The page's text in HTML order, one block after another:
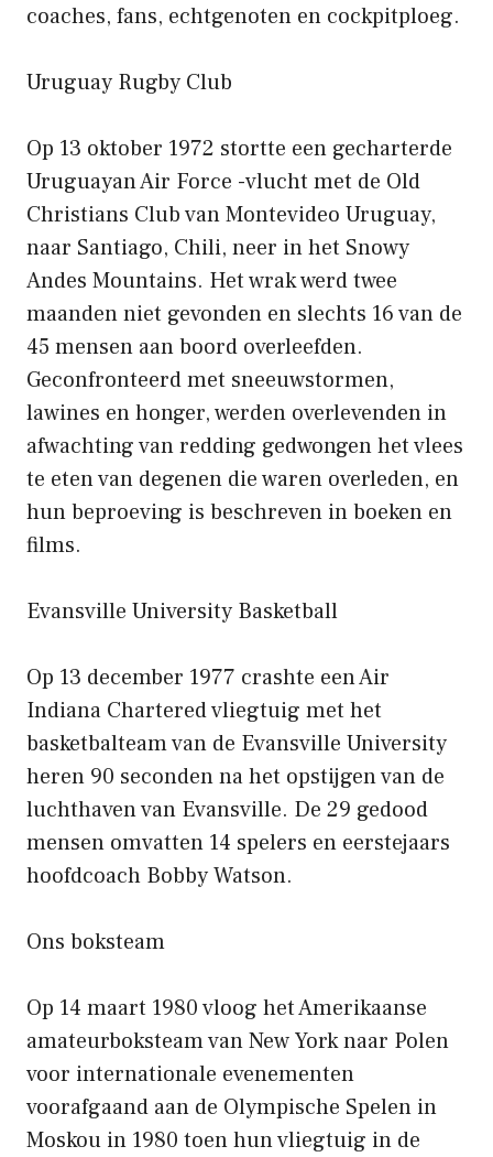
coaches, fans, echtgenoten en cockpitploeg.
Uruguay Rugby Club
Op 13 oktober 1972 stortte een gecharterde
Uruguayan Air Force -vlucht met de Old
Christians Club van Montevideo Uruguay,
naar Santiago, Chili, neer in het Snowy
Andes Mountains. Het wrak werd twee
maanden niet gevonden en slechts 16 van de
45 mensen aan boord overleefden.
Geconfronteerd met sneeuwstormen,
lawines en honger, werden overlevenden in
afwachting van redding gedwongen het vlees
te eten van degenen die waren overleden, en
hun beproeving is beschreven in boeken en
films.
Evansville University Basketball
Op 13 december 1977 crashte een Air
Indiana Chartered vliegtuig met het
basketbalteam van de Evansville University
heren 90 seconden na het opstijgen van de
luchthaven van Evansville. De 29 gedood
mensen omvatten 14 spelers en eerstejaars
hoofdcoach Bobby Watson.
Ons boksteam
Op 14 maart 1980 vloog het Amerikaanse
amateurboksteam van New York naar Polen
voor internationale evenementen
voorafgaand aan de Olympische Spelen in
Moskou in 1980 toen hun vliegtuig in de